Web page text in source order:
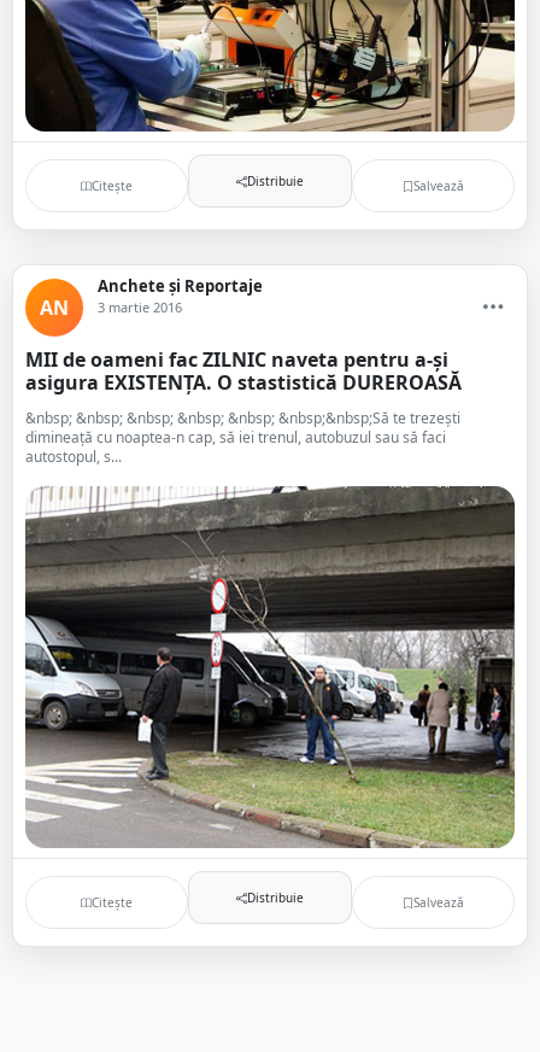
Citește Distribuie Salvează
AN
Anchete și Reportaje
3 martie 2016
MII de oameni fac ZILNIC naveta pentru a-și
asigura EXISTENȚA. O stastistică DUREROASĂ
&nbsp; &nbsp; &nbsp; &nbsp; &nbsp; &nbsp;&nbsp;Să te trezeşti
dimineaţă cu noaptea-n cap, să iei trenul, autobuzul sau să faci
autostopul, s...
Citește Distribuie Salvează